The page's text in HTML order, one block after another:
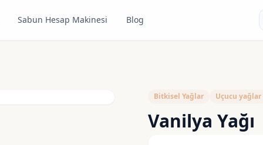
Sabun Hesap Makinesi Blog
Bitkisel Yağlar Uçucu yağlar
Vanilya Yağı